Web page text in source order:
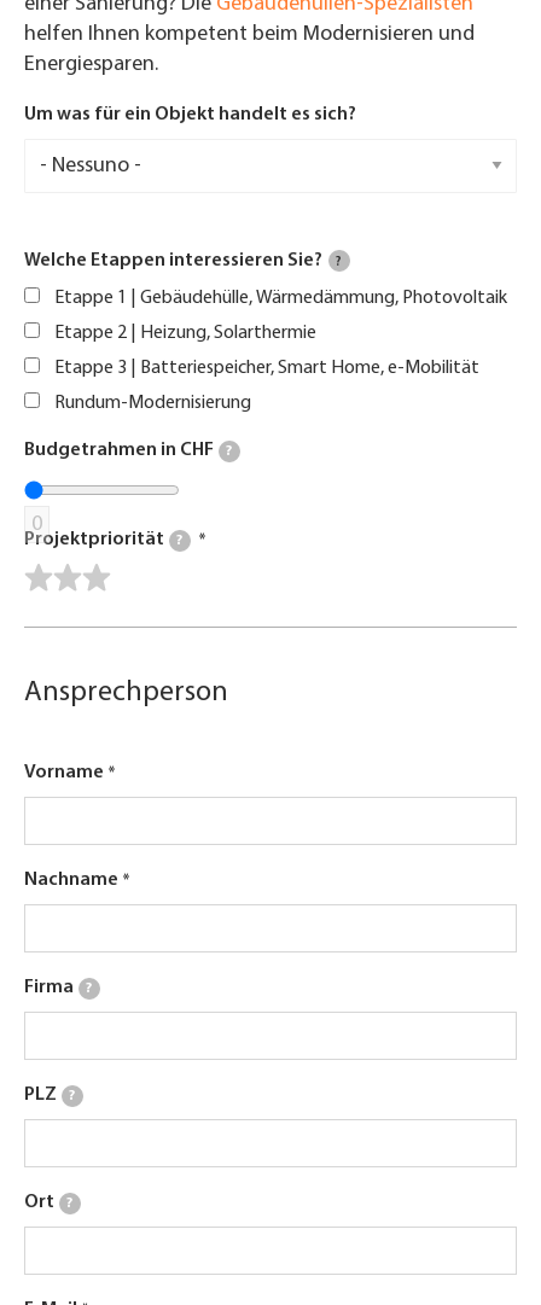
helfen Ihnen kompetent beim Modernisieren und
Energiesparen.
Um was für ein Objekt handelt es sich?
Welche Etappen interessieren Sie? ?
Etappe 1 | Gebäudehülle, Wärmedämmung, Photovoltaik
Etappe 2 | Heizung, Solarthermie
Etappe 3 | Batteriespeicher, Smart Home, e-Mobilität
Rundum-Modernisierung
Budgetrahmen in CHF ?
0
Projektpriorität ?
Ansprechperson
Vorname
Nachname
Firma ?
PLZ ?
Ort ?